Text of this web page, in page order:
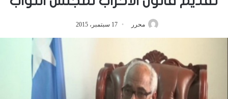
محرر 17 سبتمبر، 2015